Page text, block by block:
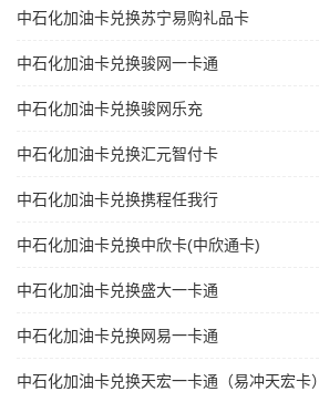
中石化加油卡兑换苏宁易购礼品卡
中石化加油卡兑换骏网一卡通
中石化加油卡兑换骏网乐充
中石化加油卡兑换汇元智付卡
中石化加油卡兑换携程任我行
中石化加油卡兑换中欣卡(中欣通卡)
中石化加油卡兑换盛大一卡通
中石化加油卡兑换网易一卡通
中石化加油卡兑换天宏一卡通（易冲天宏卡）